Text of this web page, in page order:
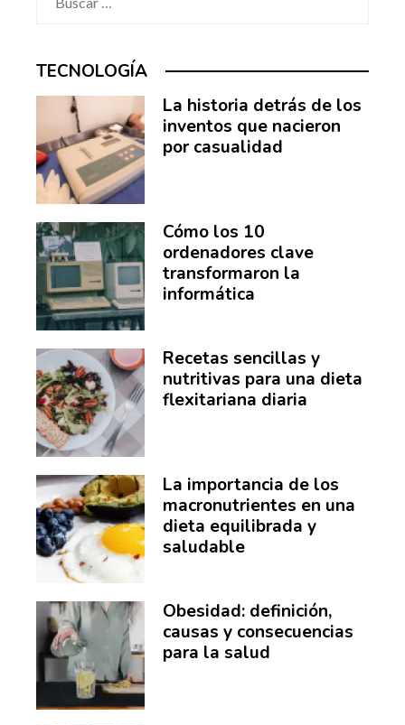
TECNOLOGÍA
La historia detrás de los
inventos que nacieron
por casualidad
Cómo los 10
ordenadores clave
transformaron la
informática
Recetas sencillas y
nutritivas para una dieta
flexitariana diaria
La importancia de los
macronutrientes en una
dieta equilibrada y
saludable
Obesidad: definición,
causas y consecuencias
para la salud